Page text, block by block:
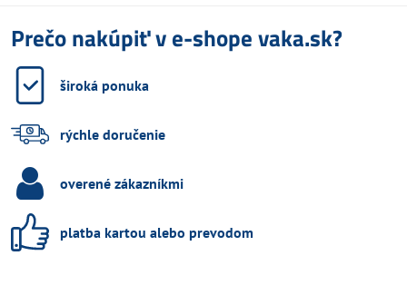
Prečo nakúpiť v e-shope vaka.sk?
široká ponuka
rýchle doručenie
overené zákazníkmi
platba kartou alebo prevodom